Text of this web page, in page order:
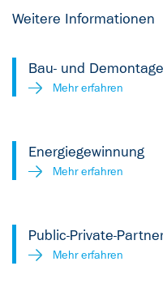
Weitere Informationen
Bau- und Demontage
Mehr erfahren
Energiegewinnung
Mehr erfahren
Public-Private-
Mehr erfahren